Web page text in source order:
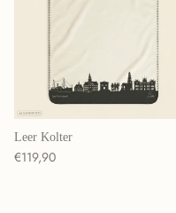
Leer Kolter
Normaler Preis
€119,90